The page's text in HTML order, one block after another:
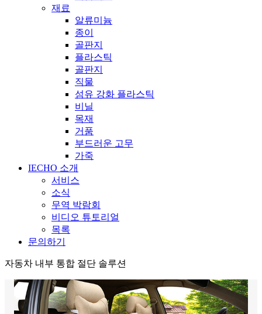
재료
알류미늄
종이
골판지
플라스틱
골판지
직물
섬유 강화 플라스틱
비닐
목재
거품
부드러운 고무
가죽
IECHO 소개
서비스
소식
무역 박람회
비디오 튜토리얼
목록
문의하기
자동차 내부 통합 절단 솔루션